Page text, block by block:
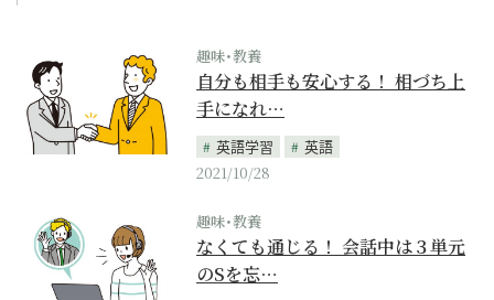
趣味･教養
自分も相手も安心する！ 相づち上
手になれ…
英語学習
英語
2021/10/28
趣味･教養
なくても通じる！ 会話中は３単元
のSを忘…